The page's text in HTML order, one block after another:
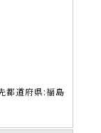
都道府県:福島